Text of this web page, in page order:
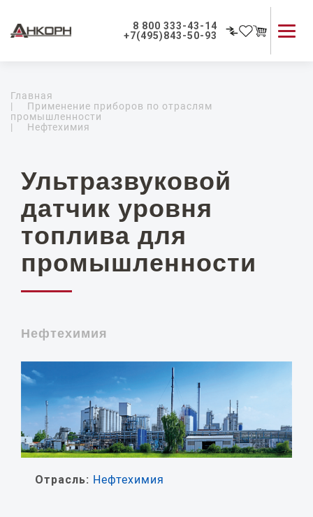
8 800 333-43-14
+7(495)843-50-93
Главная
|
Применение приборов по отраслям
промышленности
|
Нефтехимия
Ультразвуковой
датчик уровня
топлива для
промышленности
Нефтехимия
Отрасль: Нефтехимия